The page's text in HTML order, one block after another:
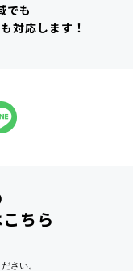
でも
対応します！
ちら
さい。